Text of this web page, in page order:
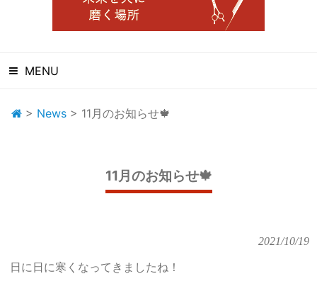
MENU
> News > 11月のお知らせ🍁
11月のお知らせ🍁
2021/10/19
日に日に寒くなってきましたね！